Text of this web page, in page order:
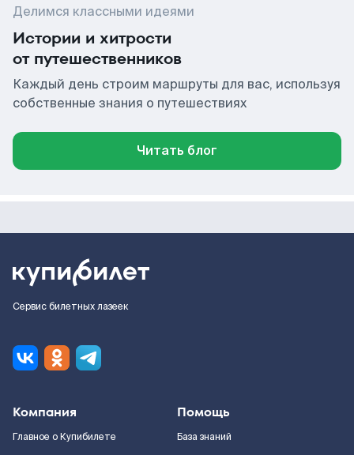
Делимся классными идеями
Истории и хитрости
от путешественников
Каждый день строим маршруты для вас, используя
собственные знания о путешествиях
Читать блог
Сервис билетных лазеек
Компания
Главное о Купибилете
Помощь
База знаний